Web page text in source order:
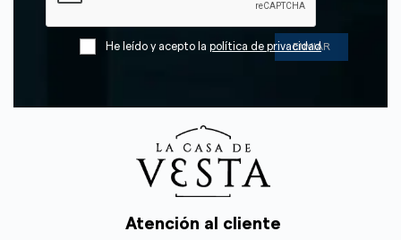
He leído y acepto la política de privacidad
Atención al cliente